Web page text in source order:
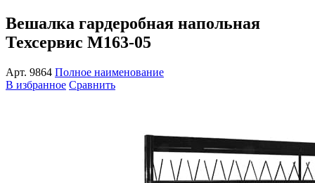
Вешалка гардеробная напольная
Техсервис М163-05
Арт. 9864 Полное наименование
В избранное Сравнить